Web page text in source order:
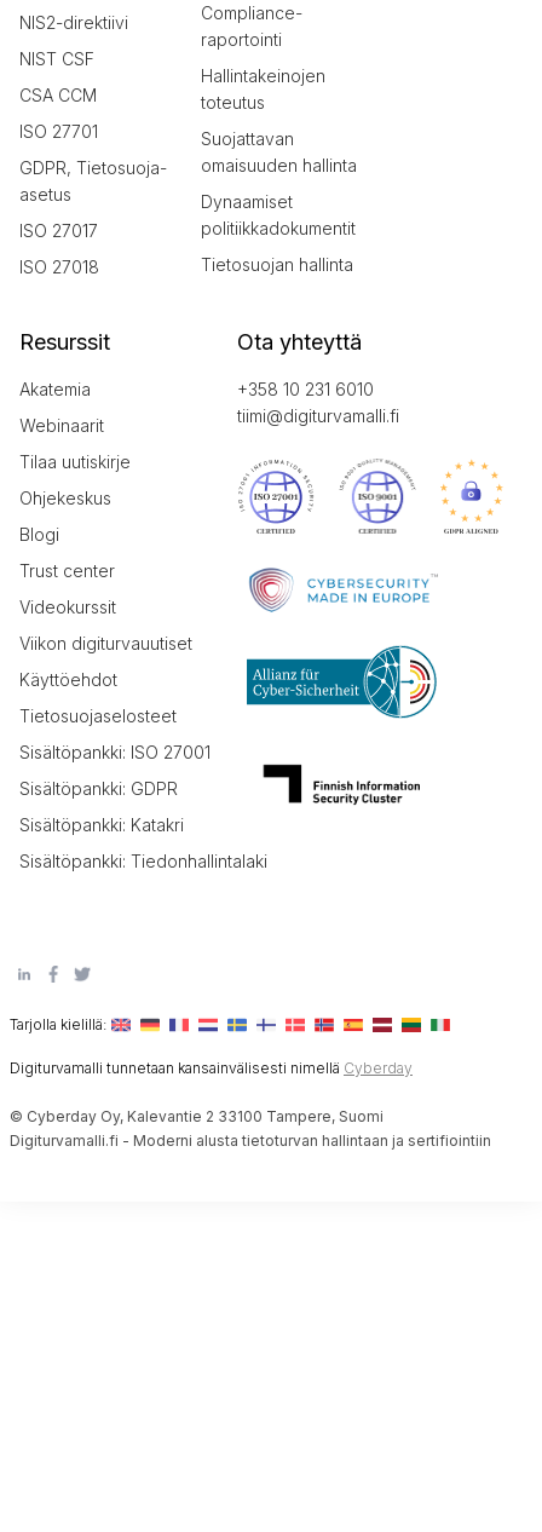
NIS2-direktiivi
NIST CSF
CSA CCM
ISO 27701
GDPR, Tietosuoja-
asetus
ISO 27017
ISO 27018
Compliance-
raportointi
Hallintakeinojen
toteutus
Suojattavan
omaisuuden hallinta
Dynaamiset
politiikkadokumentit
Tietosuojan hallinta
Resurssit
Akatemia
Webinaarit
Tilaa uutiskirje
Ohjekeskus
Blogi
Trust center
Videokurssit
Viikon digiturvauutiset
Käyttöehdot
Tietosuojaselosteet
Sisältöpankki: ISO 27001
Sisältöpankki: GDPR
Sisältöpankki: Katakri
Sisältöpankki: Tiedonhallintalaki
Ota yhteyttä
+358 10 231 6010
tiimi@digiturvamalli.fi
Tarjolla kielillä:
Digiturvamalli tunnetaan kansainvälisesti nimellä Cyberday
© Cyberday Oy, Kalevantie 2 33100 Tampere, Suomi
Digiturvamalli.fi - Moderni alusta tietoturvan hallintaan ja sertifiointiin